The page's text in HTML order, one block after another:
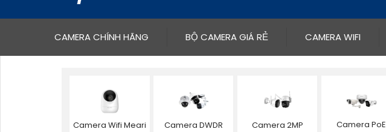
CAMERA CHÍNH HÃNG(CURRENT)BỘ CAMERA GIÁ RẺ CAMERA WIFI
Camera Wifi Meari
Camera DWDR
Camera 2MP
Camera PoE